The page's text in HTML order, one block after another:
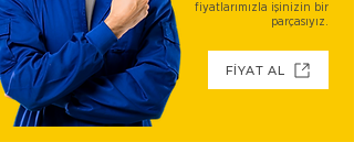
fiyatlarımızla işinizin bir
parçasıyız.
FİYAT AL